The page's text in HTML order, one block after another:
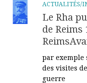
ACTUALITÉS/
Le Rha
de Reims
par exemple
des visites
guerre